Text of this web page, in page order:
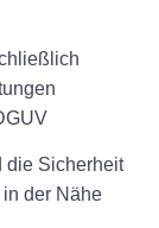
die Sicherheit
der Nähe